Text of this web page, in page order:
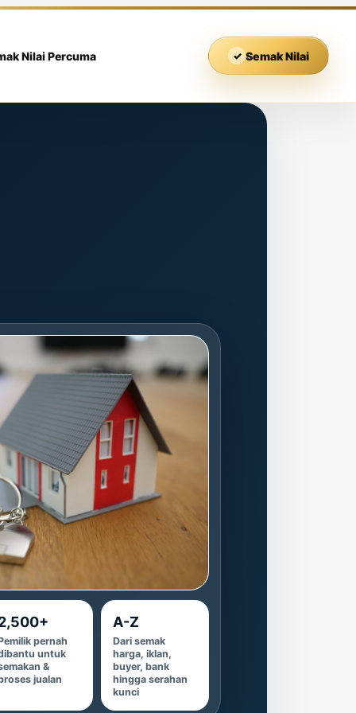
Nilai Percuma ✓ Semak Nilai
pernah
untuk
&
jualan
A-Z
Dari semak
harga, iklan,
buyer, bank
hingga serahan
kunci